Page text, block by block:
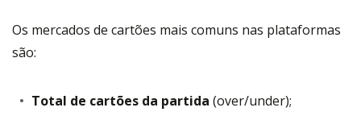
Os mercados de cartões mais comuns nas plataformas
são:
Total de cartões da partida (over/under);